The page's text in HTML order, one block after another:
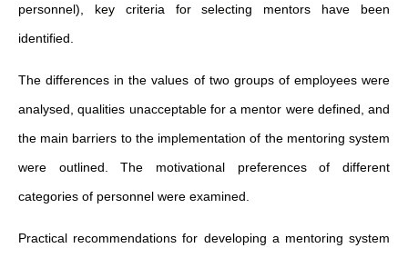
personnel), key criteria for selecting mentors have been
identified.
The differences in the values of two groups of employees were
analysed, qualities unacceptable for a mentor were defined, and
the main barriers to the implementation of the mentoring system
were outlined. The motivational preferences of different
categories of personnel were examined.
Practical recommendations for developing a mentoring system